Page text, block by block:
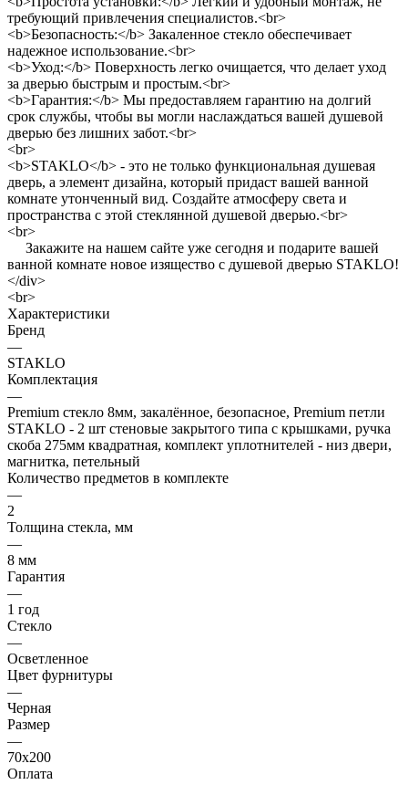
требующий привлечения специалистов.<br>
<b>Безопасность:</b> Закаленное стекло обеспечивает
надежное использование.<br>
<b>Уход:</b> Поверхность легко очищается, что делает уход
за дверью быстрым и простым.<br>
<b>Гарантия:</b> Мы предоставляем гарантию на долгий
срок службы, чтобы вы могли наслаждаться вашей душевой
дверью без лишних забот.<br>
<br>
<b>STAKLO</b> - это не только функциональная душевая
дверь, а элемент дизайна, который придаст вашей ванной
комнате утонченный вид. Создайте атмосферу света и
пространства с этой стеклянной душевой дверью.<br>
<br>
Закажите на нашем сайте уже сегодня и подарите вашей
ванной комнате новое изящество с душевой дверью STAKLO!
</div>
<br>
Характеристики
Бренд
—
STAKLO
Комплектация
—
Premium стекло 8мм, закалённое, безопасное, Premium петли
STAKLO - 2 шт стеновые закрытого типа с крышками, ручка
скоба 275мм квадратная, комплект уплотнителей - низ двери,
магнитка, петельный
Количество предметов в комплекте
—
2
Толщина стекла, мм
—
8 мм
Гарантия
—
1 год
Стекло
—
Осветленное
Цвет фурнитуры
—
Черная
Размер
—
70x200
Оплата